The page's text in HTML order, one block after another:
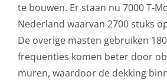
Remote Help
WordPress SLA Contract
te bouwen. Er staan nu 7000 T-
Nederland waarvan 2700 stuks
De overige masten gebruiken
frequenties komen beter door
muren, waardoor de dekking